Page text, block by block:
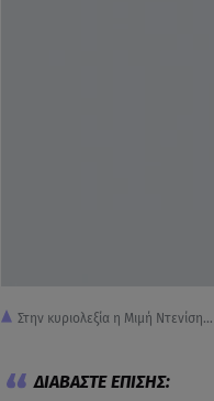
Στην κυριολεξία η Μιμή